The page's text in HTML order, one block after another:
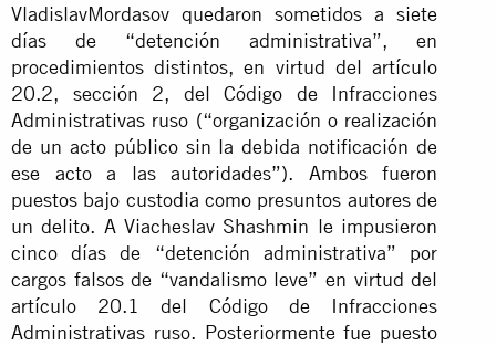
VladislavMordasov quedaron sometidos a siete
días de “detención administrativa”, en
procedimientos distintos, en virtud del artículo
20.2, sección 2, del Código de Infracciones
Administrativas ruso (“organización o realización
de un acto público sin la debida notificación de
ese acto a las autoridades”). Ambos fueron
puestos bajo custodia como presuntos autores de
un delito. A Viacheslav Shashmin le impusieron
cinco días de “detención administrativa” por
cargos falsos de “vandalismo leve” en virtud del
artículo 20.1 del Código de Infracciones
Administrativas ruso. Posteriormente fue puesto